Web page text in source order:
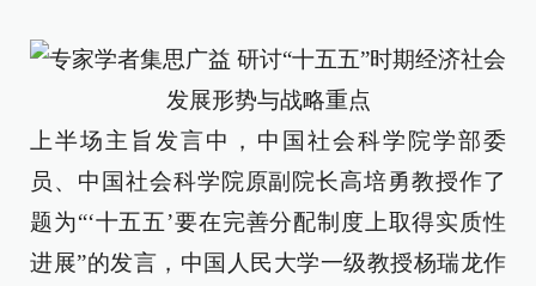
上半场主旨发言中，中国社会科学院学部委
员、中国社会科学院原副院长高培勇教授作了
题为“‘十五五’要在完善分配制度上取得实质性
进展”的发言，中国人民大学一级教授杨瑞龙作